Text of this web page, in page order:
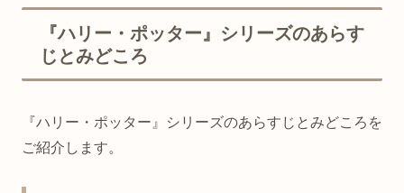
『ハリー・ポッター』シリーズのあらす
じとみどころ
『ハリー・ポッター』シリーズのあらすじとみどころを
ご紹介します。